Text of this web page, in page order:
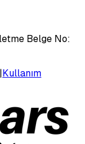
Belge No:
|Kullanım